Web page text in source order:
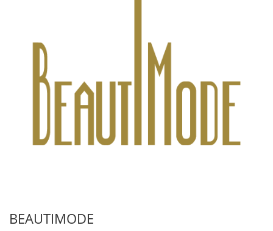
BEAUTIMODE